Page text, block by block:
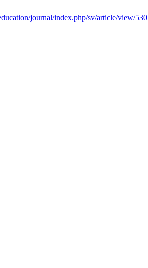
journal/index.php/sv/article/view/530